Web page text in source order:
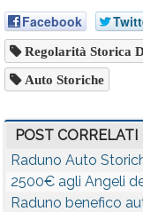
Facebook
Regolarità Storica
Auto Storiche
POST CORRELATI
Raduno Auto
2500€ agli Angeli
Raduno benefico